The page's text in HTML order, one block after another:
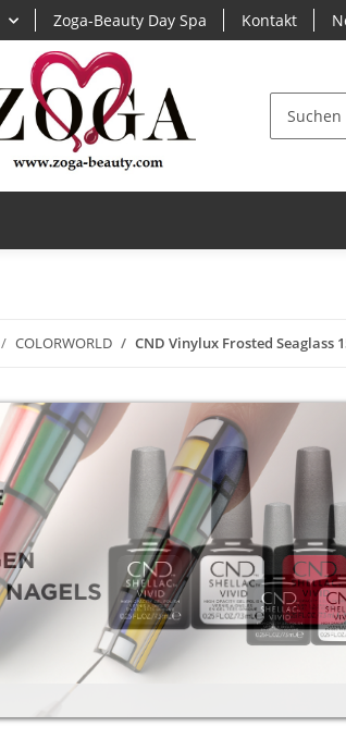
Zoga-Beauty Day Spa Kontakt
COLORWORLD CND Vinylux Frosted Seaglass